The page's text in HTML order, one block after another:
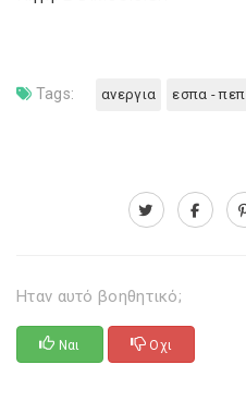
Tags: ανεργια εσπα - πεπ
Ηταν αυτό βοηθητικό;
Ναι Οχι